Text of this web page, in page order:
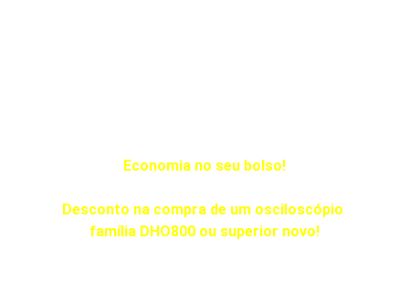
Economia no seu bolso!
Desconto na compra de um osciloscópio
família DHO800 ou superior novo!